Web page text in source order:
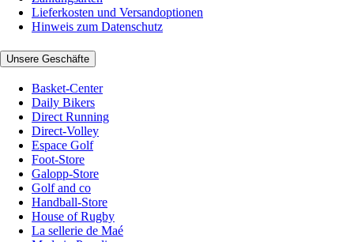
Lieferkosten und Versandoptionen
Hinweis zum Datenschutz
Unsere Geschäfte
Basket-Center
Daily Bikers
Direct Running
Direct-Volley
Espace Golf
Foot-Store
Galopp-Store
Golf and co
Handball-Store
House of Rugby
La sellerie de Maé